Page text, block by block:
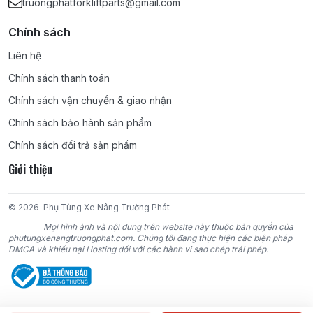
4G64, 4DR5, 4DQ5, 4DQ7, S4Q2, S4E, S4E2, S4S, 6DR5, S6S,
KOMATSU:
6D125;
TCM:
4FA1, 4FE1, C190, C221, C240, 4BC2, 4LB1, 4JG2, 6BB1,
NISSAN:D11, J15, J16, A12, A15, Z24, H20, H21-II, H15, H25, K15,
YANMAR:4TNE98, 4TNE94, 4TNE94L, 4TNV94L;
DAEWOO:DC24, GC24, D427, DB33A;
truongphatforkliftparts@gmail.com
Chính sách
Liên hệ
Chính sách thanh toán
Chính sách vận chuyển & giao nhận
Chính sách bảo hành sản phẩm
Chính sách đổi trả sản phẩm
Giới thiệu
© 2026 Phụ Tùng Xe Nâng Trường Phát
Mọi hình ảnh và nội dung trên website này thuộc bản quyền của
phutungxenangtruongphat.com. Chúng tôi đang thực hiện các biện pháp
DMCA và khiếu nại Hosting đối với các hành vi sao chép trái phép.